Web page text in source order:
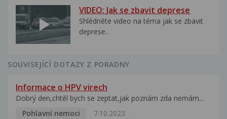
VIDEO: Jak se zbavit deprese
Shlédněte video na téma jak se zbavit
deprese..
SOUVISEJÍCÍ DOTAZY Z PORADNY
Informace o HPV virech
Dobrý den,chtěl bych se zeptat,jak poznám zda nemám...
Pohlavní nemoci
7.10.2023